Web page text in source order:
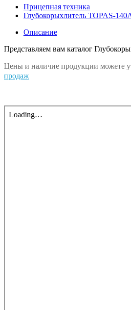
Прицепная техника
Глубокорыхлитель TOPAS-
Описание
Представляем вам каталог
Цены и наличие продукции можете
продаж